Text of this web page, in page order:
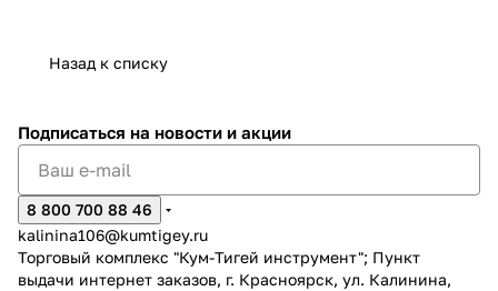
Назад к списку
Подписаться на новости и акции
8 800 700 88 46
kalinina106@kumtigey.ru
Торговый комплекс "Кум-Тигей инструмент"; Пункт
выдачи интернет заказов, г. Красноярск, ул. Калинина,